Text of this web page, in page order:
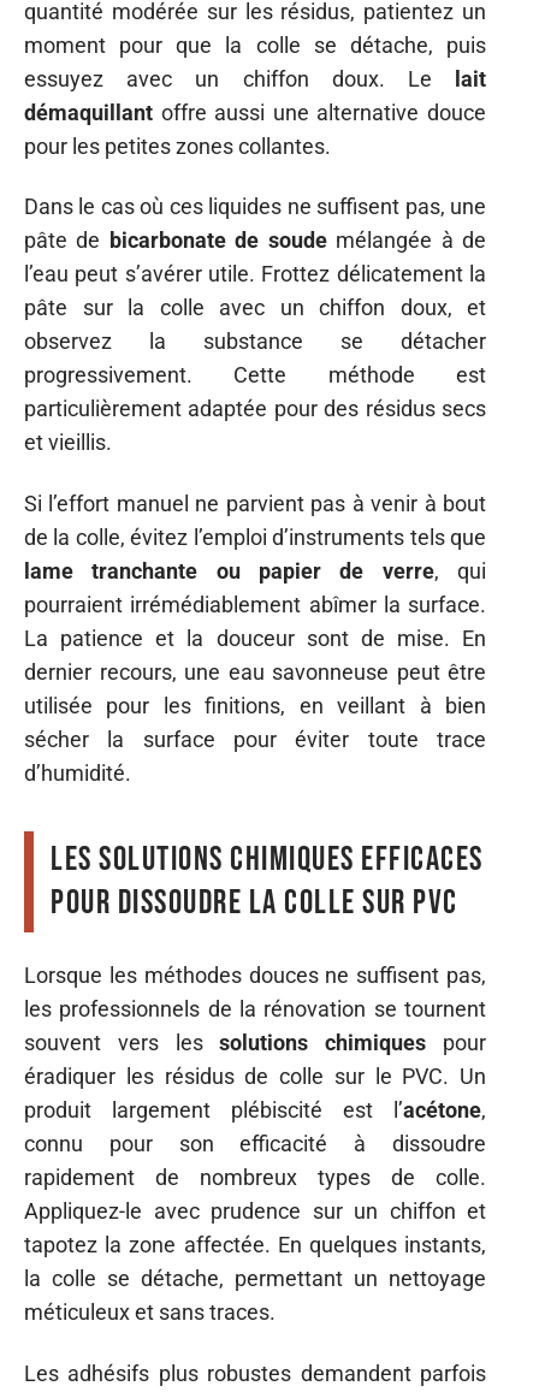
quantité modérée sur les résidus, patientez un
moment pour que la colle se détache, puis
essuyez avec un chiffon doux. Le lait
démaquillant offre aussi une alternative douce
pour les petites zones collantes.
Dans le cas où ces liquides ne suffisent pas, une
pâte de bicarbonate de soudemélangée à de
l’eau peut s’avérer utile. Frottez délicatement la
pâte sur la colle avec un chiffon doux, et
observez la substance se détacher
progressivement. Cette méthode est
particulièrement adaptée pour des résidus secs
et vieillis.
Si l’effort manuel ne parvient pas à venir à bout
de la colle, évitez l’emploi d’instruments tels que
lame tranchante ou papier de verre, qui
pourraient irrémédiablement abîmer la surface.
La patience et la douceur sont de mise. En
dernier recours, une eau savonneuse peut être
utilisée pour les finitions, en veillant à bien
sécher la surface pour éviter toute trace
d’humidité.
Les solutions chimiques efficaces
pour dissoudre la colle sur PVC
Lorsque les méthodes douces ne suffisent pas,
les professionnels de la rénovation se tournent
souvent vers lessolutions chimiques pour
éradiquer les résidus de colle sur le PVC. Un
produit largement plébiscité est l’acétone,
connu pour son efficacité à dissoudre
rapidement de nombreux types de colle.
Appliquez-le avec prudence sur un chiffon et
tapotez la zone affectée. En quelques instants,
la colle se détache, permettant un nettoyage
méticuleux et sans traces.
Les adhésifs plus robustes demandent parfois